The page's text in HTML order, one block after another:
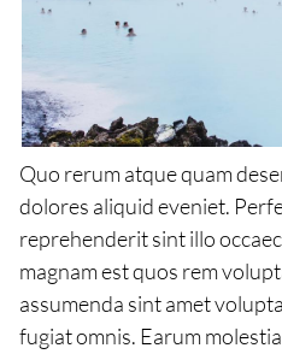
Quo rerum atque quam
dolores aliquid eveniet.
reprehenderit sint illo
magnam est quos rem
assumenda sint amet
fugiat omnis. Earum